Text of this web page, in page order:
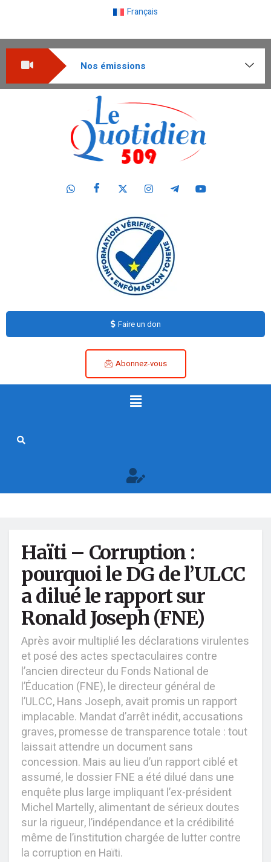
Français
Nos émissions
Faire un don
Abonnez-vous
Haïti – Corruption :
pourquoi le DG de l’ULCC
a dilué le rapport sur
Ronald Joseph (FNE)
Après avoir multiplié les déclarations virulentes
et posé des actes spectaculaires contre
l’ancien directeur du Fonds National de
l’Éducation (FNE), le directeur général de
l’ULCC, Hans Joseph, avait promis un rapport
implacable. Mandat d’arrêt inédit, accusations
graves, promesse de transparence totale : tout
laissait attendre un document sans
concession. Mais au lieu d’un rapport ciblé et
assumé, le dossier FNE a été dilué dans une
enquête plus large impliquant l’ex-président
Michel Martelly, alimentant de sérieux doutes
sur la rigueur, l’indépendance et la crédibilité
même de l’institution chargée de lutter contre
la corruption en Haïti.